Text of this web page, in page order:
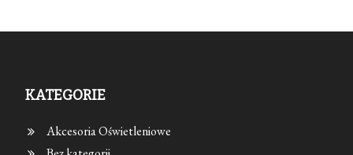
KATEGORIE
Akcesoria Oświetleniowe